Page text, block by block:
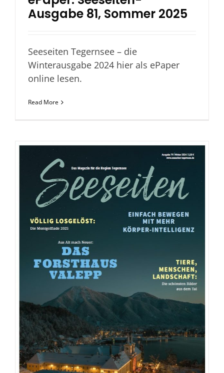
Ausgabe 81, Sommer 2025
Seeseiten Tegernsee – die
Winterausgabe 2024 hier als ePaper
online lesen.
Read More